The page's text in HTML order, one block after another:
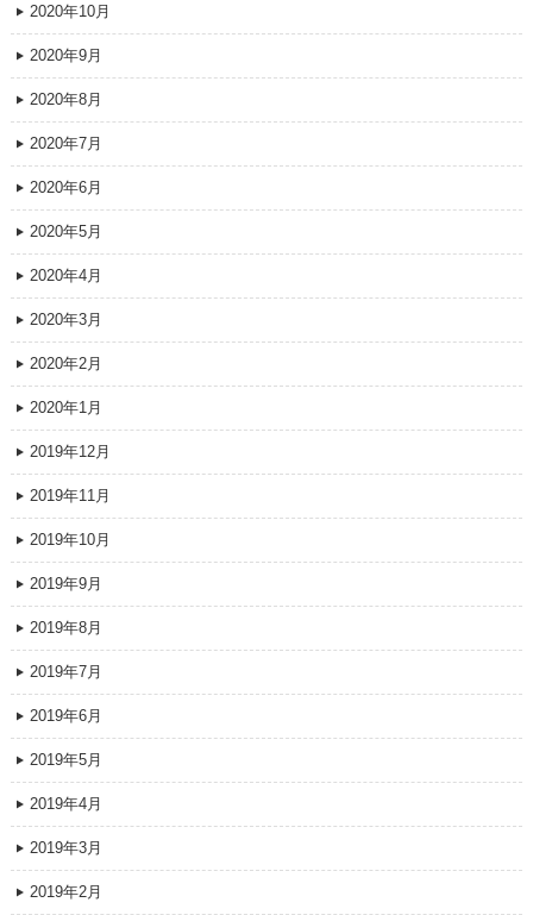
2020年10月
2020年9月
2020年8月
2020年7月
2020年6月
2020年5月
2020年4月
2020年3月
2020年2月
2020年1月
2019年12月
2019年11月
2019年10月
2019年9月
2019年8月
2019年7月
2019年6月
2019年5月
2019年4月
2019年3月
2019年2月